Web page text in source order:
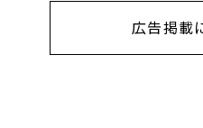
広告掲載